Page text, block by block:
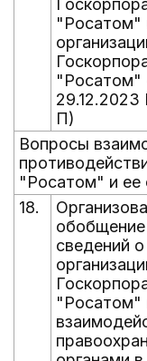
"Росатом"
"Росатом"
29.12.2023
П)
Вопросы
"Росатом" и ее
18.
сведений
"Росатом"